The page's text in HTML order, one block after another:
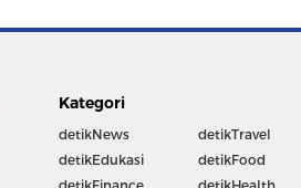
Kategori
detikNews
detikEdukasi
detikTravel
detikFood